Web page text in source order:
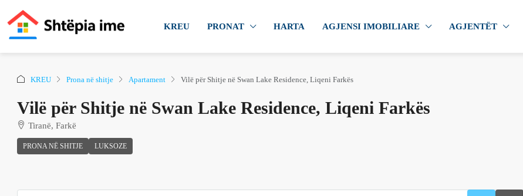
KREU PRONAT HARTA AGJENSI IMOBILIARE AGJENTËT
KREU Prona në shitje Apartament Vilë për Shitje në Swan Lake Residence, Liqeni Farkës
Vilë për Shitje në Swan Lake Residence, Liqeni Farkës
Tiranë, Farkë
PRONA NË SHITJE LUKSOZE